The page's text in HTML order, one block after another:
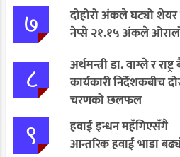
७
दोहोरो अंकले घट्यो शेयर
नेप्से २१.१५ अंकले
८
अर्थमन्त्री डा. वाग्ले र
कार्यकारी निर्देशकबीच
चरणको छलफल
९
हवाई इन्धन महँगिएसँगै
आन्तरिक हवाई भाडा